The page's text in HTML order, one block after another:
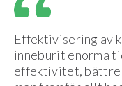
Effektivisering av
inneburit enorma
effektivitet, bättre